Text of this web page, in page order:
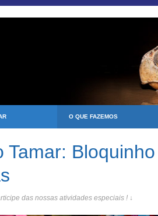
O QUE FAZEMOS
Tamar:
das nossas atividades especiais ! ↓